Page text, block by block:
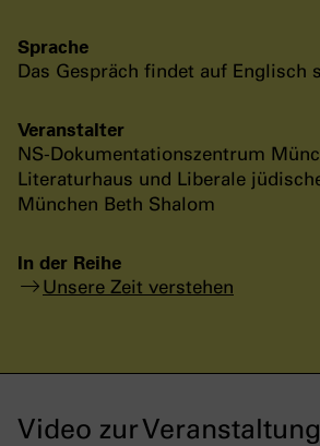
Sprache
Das Gespräch findet auf Englisch
Veranstalter
NS-Dokumentationszentrum
Literaturhaus und Liberale
München Beth Shalom
In der Reihe
Unsere Zeit verstehen
Video zur Veranstaltung